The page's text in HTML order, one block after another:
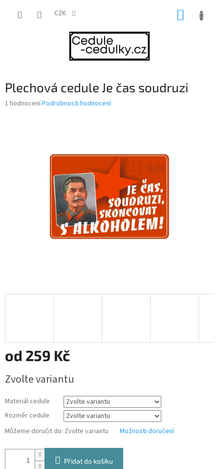
CZK
Plechová cedule Je čas soudruzi
Průměrné
1 hodnoceníPodrobnosti hodnocení
od 259 Kč
cena:
Zvolte variantu
Materiál cedule
Rozměr cedule
Můžeme doručit do: Zvolte variantu Možnosti doručení
Přidat do košíku